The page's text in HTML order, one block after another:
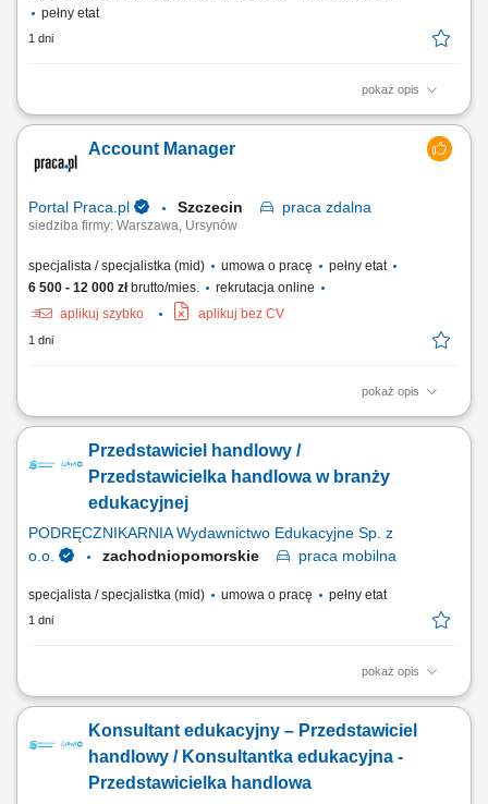
pełny etat
1 dni
pokaż opis
Twój zakres obowiązków pozyskiwanie klientów gastronomicznych, a
sprzedażowych, profesjonalna obsługa klientów, mająca cechy
partnerstwa biznesowego, budowanie długotrwałych relacji z klientami,
Account Manager
Portal Praca.pl Szczecin praca zdalna
siedziba firmy: Warszawa, Ursynów
specjalista / specjalistka (mid) umowa o pracę
pełny etat
6 500 - 12 000 złbrutto/mies.
rekrutacja online
aplikuj szybko
aplikuj bez CV
1 dni
pokaż opis
Zakres obowiązków: Aktywne pozyskiwanie nowych klientów B2B –
Docieranie do nowych firm i decydentów – systematyczna praca na
rynku; Prowadzenie spotkań i prezentacja oferty firmy; Przygotowywanie
Przedstawiciel handlowy /
Przedstawicielka handlowa w branży
edukacyjnej
PODRĘCZNIKARNIA Wydawnictwo Edukacyjne Sp. z
o.o.
zachodniopomorskie praca mobilna
specjalista / specjalistka (mid) umowa o pracę pełny etat
1 dni
pokaż opis
Opis stanowiska: Aktywne pozyskiwanie klientów instytucjonalnych i
Prowadzenie prezentacji rozwiązań edukacyjnych, asortymentu
rozwojowego oraz nowoczesnych elektroniki i wyposażenia dla
placówek; Przygotowywanie ofert dostosowanych...
Konsultant edukacyjny – Przedstawiciel
handlowy / Konsultantka edukacyjna -
Przedstawicielka handlowa